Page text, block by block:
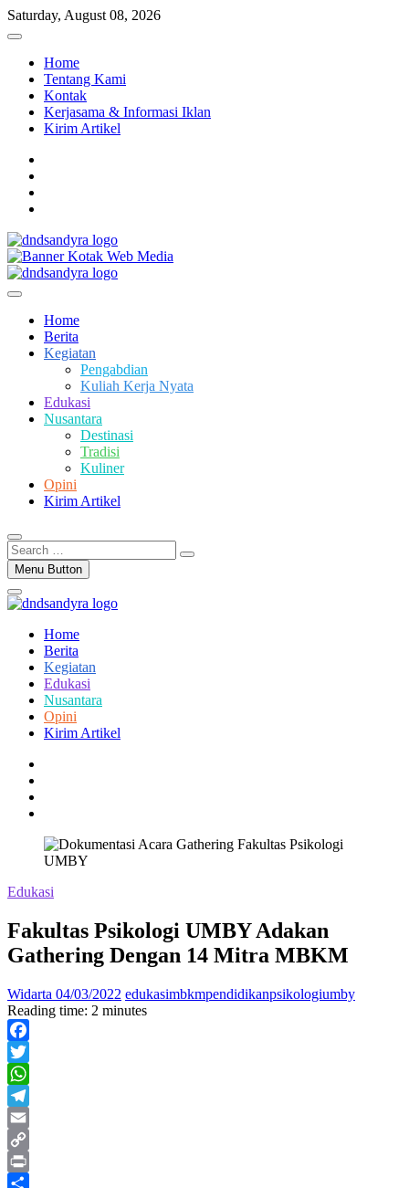
Skip
to
Saturday, August 08, 2026
Home
Tentang Kami
Kontak
Kerjasama & Informasi Iklan
Kirim Artikel
DnD Sandy Ra
Dari Kami Untuk Negeri
Home
Berita
Kegiatan
Pengabdian
Kuliah Kerja Nyata
Edukasi
Nusantara
Destinasi
Tradisi
Kuliner
Opini
Kirim Artikel
Search
…Menu Button
Home
Berita
Kegiatan
Edukasi
Nusantara
Opini
Kirim Artikel
Edukasi
Fakultas Psikologi UMBY Adakan
Gathering Dengan 14 Mitra MBKM
Widarta 04/03/2022 edukasimbkmpendidikanpsikologiumby
Reading time: 2 minutes
Facebook
Twitter
WhatsApp
Telegram
Email
Copy
Link
Print